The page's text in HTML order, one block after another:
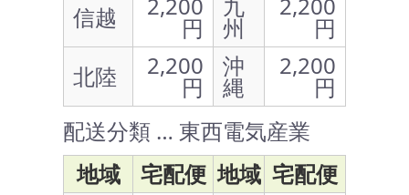
信越
2,200
円
九
州
2,200
円
北陸
2,200
円
沖
縄
2,200
円
配送分類 … 東西電気産業
地域
宅配便 地域 宅配便